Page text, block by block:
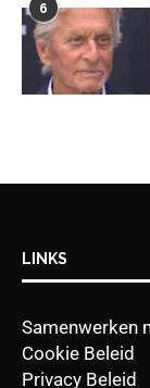
6
LINKS
Samenwerken
Cookie Beleid
Privacy Beleid